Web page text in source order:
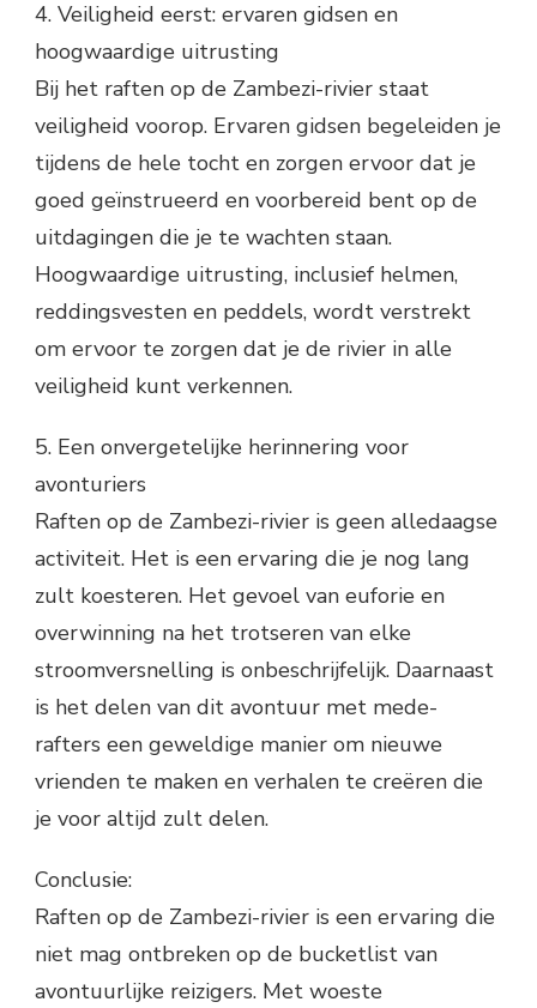
4. Veiligheid eerst: ervaren gidsen en
hoogwaardige uitrusting
Bij het raften op de Zambezi-rivier staat
veiligheid voorop. Ervaren gidsen begeleiden je
tijdens de hele tocht en zorgen ervoor dat je
goed geïnstrueerd en voorbereid bent op de
uitdagingen die je te wachten staan.
Hoogwaardige uitrusting, inclusief helmen,
reddingsvesten en peddels, wordt verstrekt
om ervoor te zorgen dat je de rivier in alle
veiligheid kunt verkennen.
5. Een onvergetelijke herinnering voor
avonturiers
Raften op de Zambezi-rivier is geen alledaagse
activiteit. Het is een ervaring die je nog lang
zult koesteren. Het gevoel van euforie en
overwinning na het trotseren van elke
stroomversnelling is onbeschrijfelijk. Daarnaast
is het delen van dit avontuur met mede-
rafters een geweldige manier om nieuwe
vrienden te maken en verhalen te creëren die
je voor altijd zult delen.
Conclusie:
Raften op de Zambezi-rivier is een ervaring die
niet mag ontbreken op de bucketlist van
avontuurlijke reizigers. Met woeste